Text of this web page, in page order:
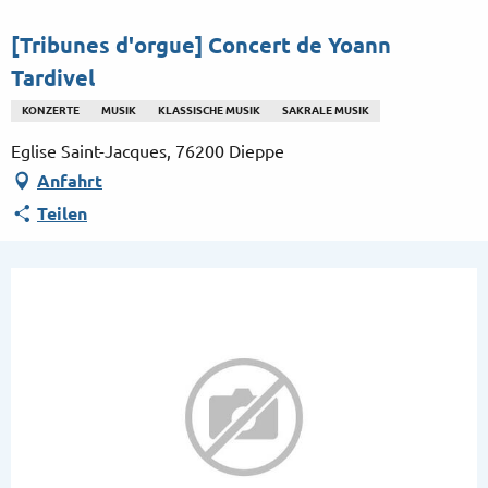
au
contenu
principal
[Tribunes d'orgue] Concert de Yoann
Tardivel
KONZERTE MUSIK KLASSISCHE MUSIK SAKRALE MUSIK
Eglise Saint-Jacques, 76200 Dieppe
Anfahrt
Teilen